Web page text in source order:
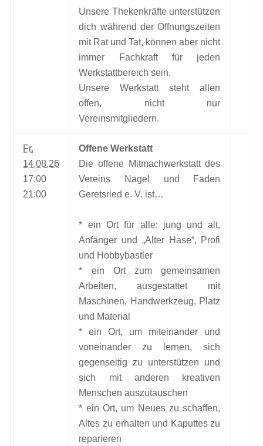
Unsere Thekenkräfte unterstützen
dich während der Öffnungszeiten
mit Rat und Tat, können aber nicht
immer Fachkraft für jeden
Werkstattbereich sein.
Unsere Werkstatt steht allen
offen, nicht nur
Vereinsmitgliedern.
Fr.
14.08.26
17:00
21:00
Offene Werkstatt
Die offene Mitmachwerkstatt des
Vereins Nagel und Faden
Geretsried e. V. ist…
* ein Ort für alle: jung und alt,
Anfänger und „Alter Hase“, Profi
und Hobbybastler
* ein Ort zum gemeinsamen
Arbeiten, ausgestattet mit
Maschinen, Handwerkzeug, Platz
und Material
* ein Ort, um miteinander und
voneinander zu lernen, sich
gegenseitig zu unterstützen und
sich mit anderen kreativen
Menschen auszutauschen
* ein Ort, um Neues zu schaffen,
Altes zu erhalten und Kaputtes zu
reparieren